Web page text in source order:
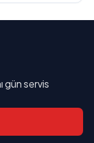
gün servis